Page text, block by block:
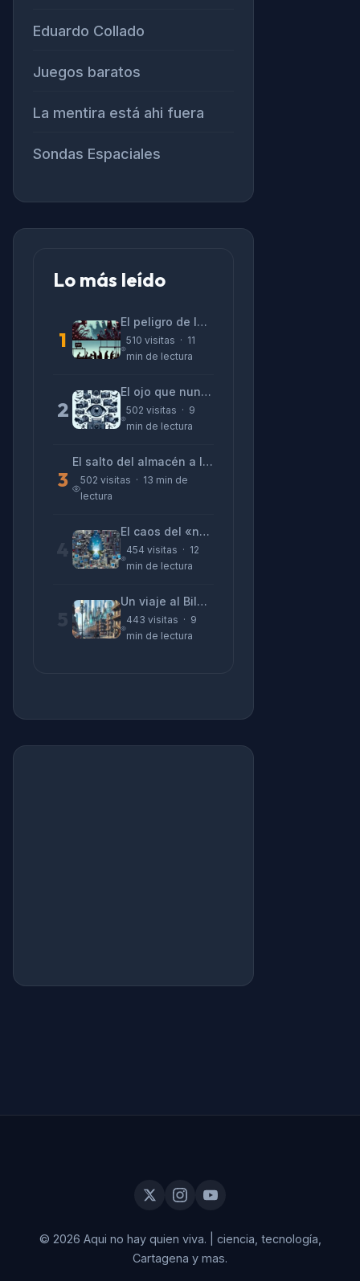
Eduardo Collado
Juegos baratos
La mentira está ahi fuera
Sondas Espaciales
Lo más leído
1
El peligro de las «alucinaciones» y el CV prefabricado
510 visitas · 11
min de lectura
2
El ojo que nunca parpadea: lo que nos cuentan las cámaras de Lizeth Marzano
502 visitas · 9
min de lectura
3
El salto del almacén a la terminal: La realidad de reinventarse en tecnología
502 visitas · 13 min de
lectura
El caos del «no funciona nada» y la realidad tras la pantalla
454 visitas · 12
min de lectura
Un viaje al Bilbao de 2026 con sabor a 1895
443 visitas · 9
min de lectura
© 2026 Aqui no hay quien viva.
ciencia, tecnología,
Cartagena y mas.